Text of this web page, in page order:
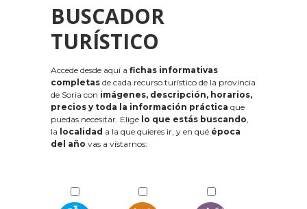
BUSCADOR
TURÍSTICO
Accede desde aquí a fichas informativas
completas de cada recurso turístico de la provincia
de Soria con imágenes, descripción, horarios,
precios y toda la información práctica que
puedas necesitar. Elige lo que estás buscando,
la localidad a la que quieres ir, y en qué época
del año vas a vistarnos: